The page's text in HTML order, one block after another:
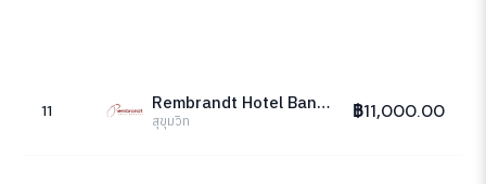
11 Rembrandt Hotel Bangkok
สุขุมวิท ฿11,000.00